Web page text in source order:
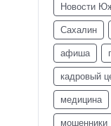
Новости
Сахалин
афиша
кадровый
медицина
мошенники